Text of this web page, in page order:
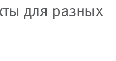
для разных